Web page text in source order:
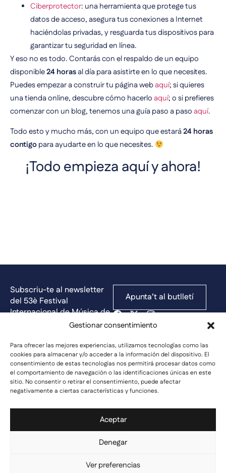
Gestionar consentimiento
Para ofrecer las mejores experiencias, utilizamos tecnologías como las
cookies para almacenar y/o acceder a la información del dispositivo. El
consentimiento de estas tecnologías nos permitirá procesar datos como
el comportamiento de navegación o las identificaciones únicas en este
sitio. No consentir o retirar el consentimiento, puede afectar
negativamente a ciertas características y funciones.
Aceptar
Denegar
Ver preferencias
Ciberprotector: una herramienta que protege tus
datos de acceso, asegura tus conexiones a Internet
haciéndolas privadas, y resguarda tus dispositivos para
garantizar tu seguridad en línea.
Y eso no es todo. Contarás con el respaldo de un equipo
disponible24 horasal día para asistirte en lo que necesites.
Puedes empezar a construir tu página webaquí; si quieres
una tienda online, descubre cómo hacerloaquí; o si prefieres
comenzar con un blog, tenemos una guía paso a pasoaquí.
Todo esto y mucho más, con un equipo que estará24 horas
contigopara ayudarte en lo que necesites.
¡Todo empieza aquí y ahora!
Subscriu-te al newsletter
del 53è Festival
Internacional de Música de
Cadaqués i rep totes les
abans que ningú.
Apunta’t al butlletí
Inici
Calendari
Compra entrades
Política de privadesa
Política de cookies
comunicacio@festivalcadaques.com
Música de Cadaqués. Tots els drets